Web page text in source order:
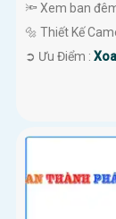
🔦 Xem ban
🔩 Thiết Kế
️➲ Ưu Điểm :